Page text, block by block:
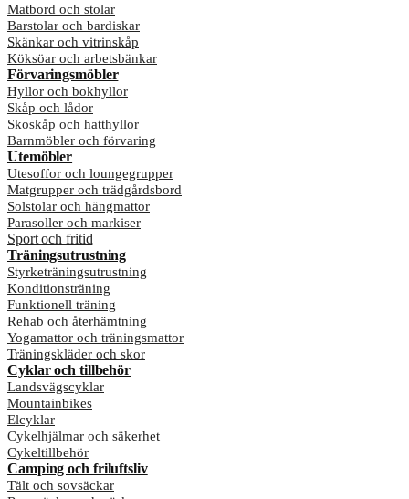
Matbord och stolar
Barstolar och bardiskar
Skänkar och vitrinskåp
Köksöar och arbetsbänkar
Förvaringsmöbler
Hyllor och bokhyllor
Skåp och lådor
Skoskåp och hatthyllor
Barnmöbler och förvaring
Utemöbler
Utesoffor och loungegrupper
Matgrupper och trädgårdsbord
Solstolar och hängmattor
Parasoller och markiser
Sport och fritid
Träningsutrustning
Styrketräningsutrustning
Konditionsträning
Funktionell träning
Rehab och återhämtning
Yogamattor och träningsmattor
Träningskläder och skor
Cyklar och tillbehör
Landsvägscyklar
Mountainbikes
Elcyklar
Cykelhjälmar och säkerhet
Cykeltillbehör
Camping och friluftsliv
Tält och sovsäckar